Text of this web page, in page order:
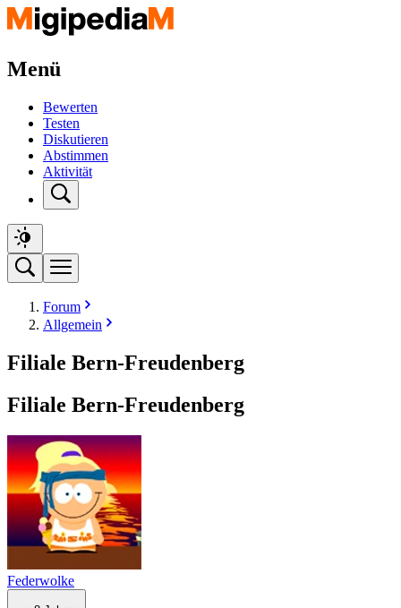
Menü
Bewerten
Testen
Diskutieren
Abstimmen
Aktivität
Forum
Allgemein
Filiale Bern-Freudenberg
Filiale Bern-Freudenberg
Federwolke